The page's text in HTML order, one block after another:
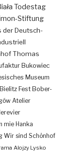
Todestag
Stiftung
der Deutsch-
Thomas
Bukowiec
Museum
Bielitz Fest Bober-
Atelier
mie Hanka
Wir sind Schönhof
Alojzy Lysko